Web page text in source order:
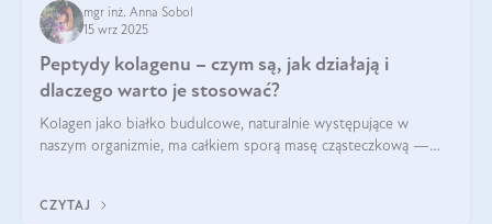
mgr inż. Anna Sobol
15 wrz 2025
Peptydy kolagenu – czym są, jak działają i
dlaczego warto je stosować?
Kolagen jako białko budulcowe, naturalnie występujące w
naszym organizmie, ma całkiem sporą masę cząsteczkową —
bardziej biodostępny
CZYTAJ